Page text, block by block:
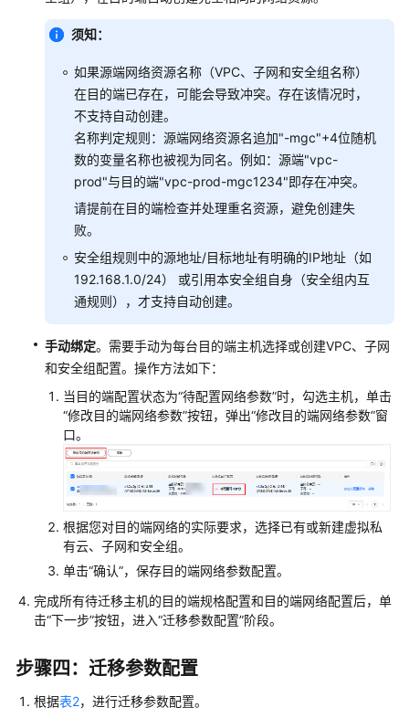
（即
将
线）
创
建
主
机
批
迁
移
计
划
创
建
机
可
区
批
量
迁
移
计
创
对
存
须知：
如果源端网络资源名称（VPC、子网和安全组名称）
在目的端已存在，可能会导致冲突。存在该情况时，
不支持自动创建。
名称判定规则：源端网络资源名追加"-mgc"+4位随机
数的变量名称也被视为同名。例如：源端"vpc-
prod"与目的端"vpc-prod-mgc1234"即存在冲突。
请提前在目的端检查并处理重名资源，避免创建失
败。
安全组规则中的源地址/目标地址有明确的IP地址（如
192.168.1.0/24） 或引用本安全组自身（安全组内互
通规则），才支持自动创建。
手动绑定。需要手动为每台目的端主机选择或创建VPC、子网
和安全组配置。操作方法如下：
当目的端配置状态为“待配置网络参数”时，勾选主机，单击
“修改目的端网络参数”按钮，弹出“修改目的端网络参数”窗
口。
根据您对目的端网络的实际要求，选择已有或新建虚拟私
有云、子网和安全组。
单击“确认”，保存目的端网络参数配置。
完成所有待迁移主机的目的端规格配置和目的端网络配置后，单
击“下一步”按钮，进入“迁移参数配置”阶段。
步骤四：迁移参数配置
根据表2，进行迁移参数配置。